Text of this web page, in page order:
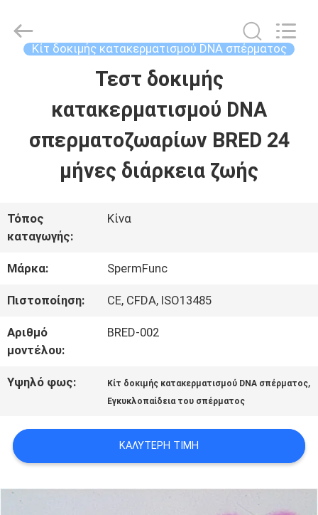
ΠΡΟΪΌΝΤΑ
ΒΊΝΤΕΟ
ΠΕΡΊΠΟΥ
ΕΜΕΊΣ
ΕΡΓΟΣΤΑΣΊΩΝ
ΈΛΕΓΧΟΣ
Science
TechnologyΚίτ δοκιμής κατακερματισμού DNA σπέρματος
Τεστ δοκιμής
κατακερματισμού DNA
σπερματοζωαρίων BRED 24
μήνες διάρκεια ζωής
Τόπος
καταγωγής:
Κίνα
Μάρκα: SpermFunc
Πιστοποίηση: CE, CFDA, ISO13485
Αριθμό
μοντέλου:
BRED-002
Υψηλό φως: Κίτ δοκιμής κατακερματισμού DNA σπέρματος,
Εγκυκλοπαίδεια του σπέρματος
ΚΑΛΎΤΕΡΗ ΤΙΜΉ